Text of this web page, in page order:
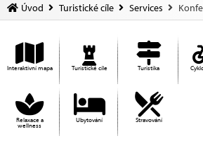
Úvod Turistické cíle Services
Interaktivní mapa Turistické cíle Turistika
Relaxace a
wellness
Ubytování Stravování